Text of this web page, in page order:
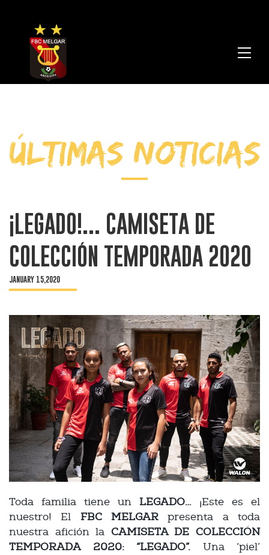
FBC
ÚLTIMAS NOTICIAS
¡LEGADO!... CAMISETA DE
COLECCIÓN TEMPORADA 2020
JANUARY 15,2020
Toda familia tiene un LEGADO… ¡Este es el
nuestro! El FBC MELGAR presenta a toda
nuestra afición la CAMISETA DE COLECCIÓN
TEMPORADA 2020: “LEGADO”. Una ‘piel’